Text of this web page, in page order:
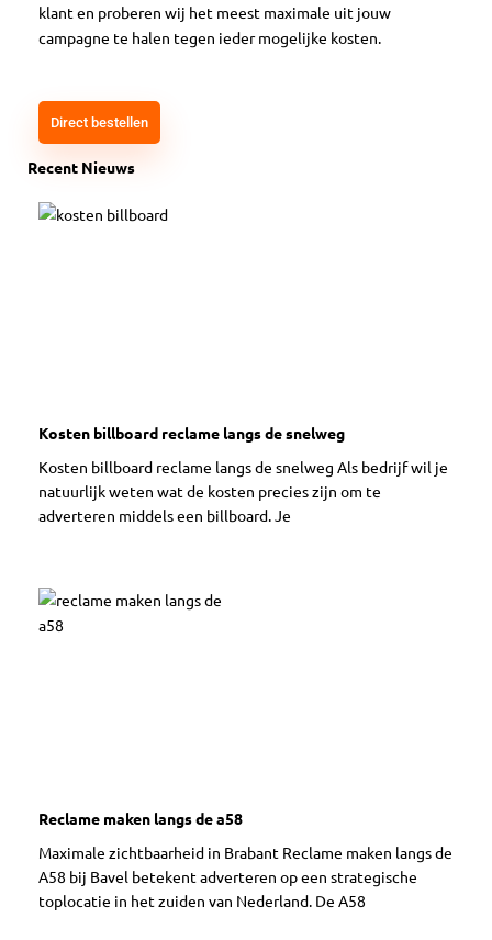
klant en proberen wij het meest maximale uit jouw
campagne te halen tegen ieder mogelijke kosten.
Direct bestellen
Recent Nieuws
Kosten billboard reclame langs de snelweg
Kosten billboard reclame langs de snelweg Als bedrijf wil je
natuurlijk weten wat de kosten precies zijn om te
adverteren middels een billboard. Je
Reclame maken langs de a58
Maximale zichtbaarheid in Brabant Reclame maken langs de
A58 bij Bavel betekent adverteren op een strategische
toplocatie in het zuiden van Nederland. De A58